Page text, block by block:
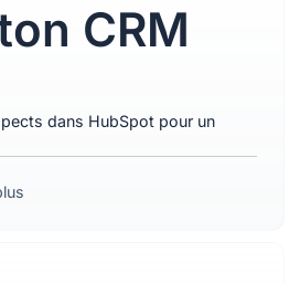
CRM
dans HubSpot pour un